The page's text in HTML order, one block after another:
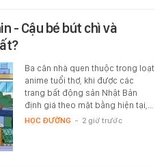
- Cậu bé bút chì và
Ba căn nhà quen thuộc trong loạt
anime tuổi thơ, khi được các
trang bất động sản Nhật Bản
định giá theo mặt bằng hiện tại,…
HỌC ĐƯỜNG - 2 giờ trước